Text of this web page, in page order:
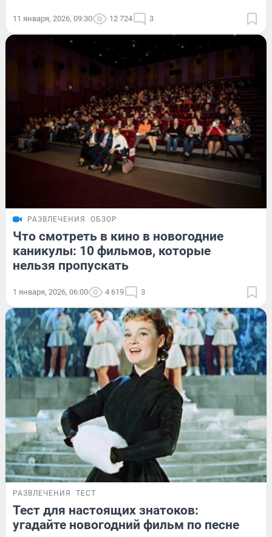
11 января, 2026, 09:30 12 724 3
РАЗВЛЕЧЕНИЯ ОБЗОР
Что смотреть в кино в новогодние
каникулы: 10 фильмов, которые
нельзя пропускать
1 января, 2026, 06:00 4 619 3
РАЗВЛЕЧЕНИЯ ТЕСТ
Тест для настоящих знатоков:
угадайте новогодний фильм по песне